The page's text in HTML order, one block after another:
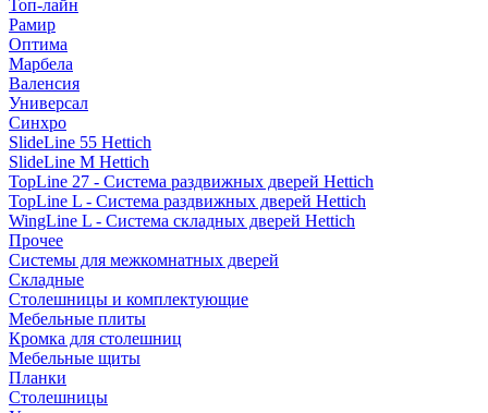
Топ-лайн
Рамир
Оптима
Марбела
Валенсия
Универсал
Синхро
SlideLine 55 Hettich
SlideLine M Hettich
TopLine 27 - Система раздвижных дверей Hettich
TopLine L - Система раздвижных дверей Hettich
WingLine L - Система складных дверей Hettich
Прочее
Системы для межкомнатных дверей
Складные
Столешницы и комплектующие
Мебельные плиты
Кромка для столешниц
Мебельные щиты
Планки
Столешницы